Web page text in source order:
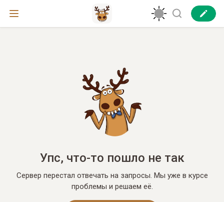
Упс, что-то пошло не так
Сервер перестал отвечать на запросы. Мы уже в курсе
проблемы и решаем её.